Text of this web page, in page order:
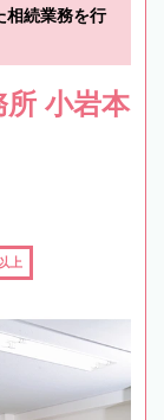
相続業務を行
所 小岩本
上